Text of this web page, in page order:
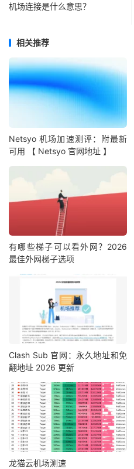
机场连接是什么意思？
相关推荐
Netsyo 机场加速测评：附最新
可用 【 Netsyo 官网地址 】
有哪些梯子可以看外网？2026
最佳外网梯子选项
Clash Sub 官网：永久地址和免
翻地址 2026 更新
龙猫云机场测速